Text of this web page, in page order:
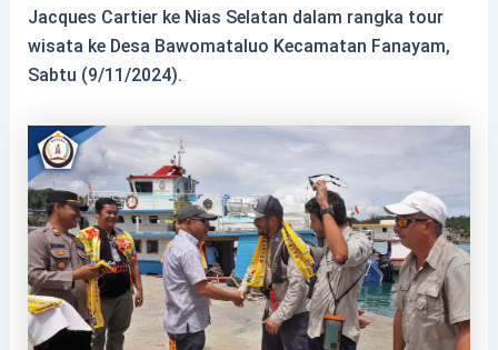
Jacques Cartier ke Nias Selatan dalam rangka tour
wisata ke Desa Bawomataluo Kecamatan Fanayam,
Sabtu (9/11/2024).